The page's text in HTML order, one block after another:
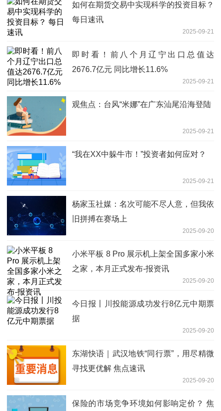
如何在期货交易中实现科学的投资目标？
每日速讯
2025-09-21
即时看！前八个月辽宁出口总值达
2676.7亿元 同比增长11.6%
2025-09-21
观焦点：台风“米娜”在广东汕尾沿海登陆
2025-09-21
“我在XX中躲牛市！”投资者如何应对？
2025-09-21
杨家玉社媒：名次可能不尽人意，但我依
旧拼搏在赛场上
2025-09-20
小米平板 8 Pro 展示机上架全国多家小米
之家，本月正式发布-报资讯
2025-09-20
今日报丨川投能源成功发行8亿元中期票
据
2025-09-20
东湖快语｜武汉地铁“同行票”，用尽精微
寻找更优解 焦点速讯
2025-09-20
保险的市场竞争环境如何影响定价？ 焦